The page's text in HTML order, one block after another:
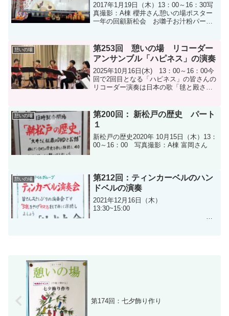
2017年1月19日（木）13：00～16：30写
真撮影：A棟 櫻井さん憩いの場ポスター
一年の回顧新松会 お囃子お汁粉パーテ
憩いの場
第253回 憩いの場 リコーダー
アンサンブル「ハピネス」の演奏
2025年10月16日(木) 13：00～16：00今
回で2回目となる「ハピネス」の皆さんの
リコーダー演奏は日本の歌「毬と殿さ
バスまで7本の楽器紹介！ 大きい楽器は
相当...
憩いの場
第200回： 新松戸の歴史 パート
１
新松戸の歴史2020年 10月15日（木）13：
00～16：00 写真撮影：A棟 富岡さん
憩いの場
第212回：ティンカーベルのハン
ドベルの演奏
2021年12月16日（木）
13:30~15:00
第174回：七夕飾り作り